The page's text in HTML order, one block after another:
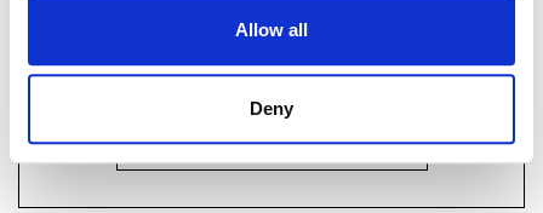
Allow all
Deny
Ota yhteyttä, tai jätä yhteystietosi.
JÄTÄ YHTEYDENOTTOPYYNTÖ